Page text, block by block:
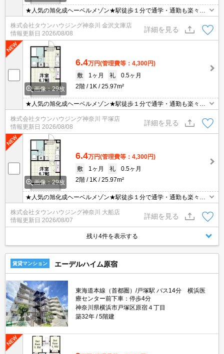
★人気の旭化成ヘーベルメゾン★駅徒歩１分で通学・通勤も楽々で
す★インターネット使用料無料★
株式会社タウンハウジング神奈川 金沢文庫店
情報更新日 2026/08/08
詳細を見る
画像：29枚
6.4万円(管理費等：4,300円)
敷
1ヶ月 礼
0.5ヶ月
2階
1K 25.97m²
★人気の旭化成ヘーベルメゾン★駅徒歩１分で通学・通勤も楽々で
す★インターネット使用料無料★
株式会社タウンハウジング神奈川 平塚店
情報更新日 2026/08/08
詳細を見る
画像：29枚
6.4万円(管理費等：4,300円)
敷
1ヶ月 礼
0.5ヶ月
2階
1K 25.97m²
★人気の旭化成ヘーベルメゾン★駅徒歩１分で通学・通勤も楽々で
す★インターネット使用料無料★
株式会社タウンハウジング神奈川 大船店
情報更新日 2026/08/07
詳細を見る
残り4件を表示する
賃貸マンション エーデルハイム原宿
東海道本線（首都圏）/戸塚駅 バス14分 横浜医
療センター前下車：停歩4分
神奈川県横浜市戸塚区原宿４丁目
築32年
5階建